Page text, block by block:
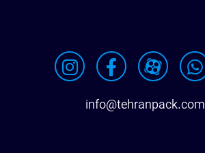
info@tehranpack.com